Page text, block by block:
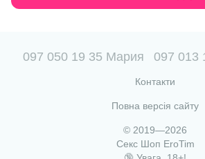
097 050 19 35 Мария 097 013
Контакти
Повна версія сайту
© 2019—2026
Секс Шоп EroTim